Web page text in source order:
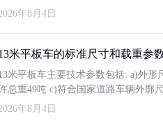
年8月4日
米平板车的标准尺寸和载重参
米平板车主要技术参数包括: a)外形
总重49吨 c)符合国家道路车辆外廓
年8月4日